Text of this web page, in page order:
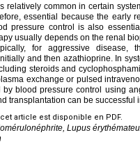
relatively common in certain
essential because the early
pressure control is also
usually depends on the renal
for aggressive
and then azathioprine. In
steroids and
exchange or pulsed
by blood pressure control using
transplantation can be successful
article est disponible en PDF.
Lupus